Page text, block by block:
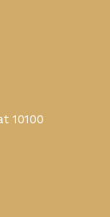
10100